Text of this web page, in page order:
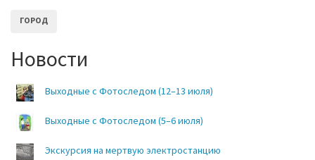
a
human
and
to
automated
spam
submissions.
Сайт
ГОРОД
Новости
Выходные с Фотоследом (12–13 июля)
Выходные с Фотоследом (5–6 июля)
Экскурсия на мертвую электростанцию